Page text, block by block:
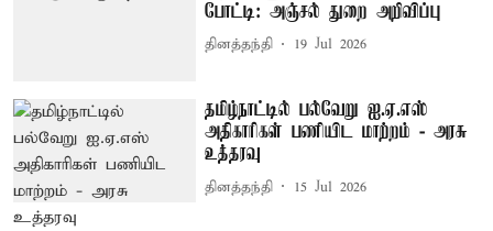
போட்டி: அஞ்சல் துறை அறிவிப்பு
தினத்தந்தி 19 Jul 2026
தமிழ்நாட்டில் பல்வேறு ஐ.ஏ.எஸ்
அதிகாரிகள் பணியிட மாற்றம் - அரசு
உத்தரவு
தினத்தந்தி 15 Jul 2026